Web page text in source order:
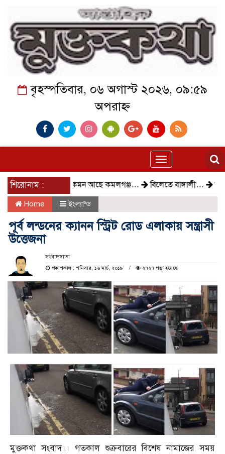
বৃহস্পতিবার, ০৬ অগাস্ট ২০২৬, ০৯:৫৯
অপরাহ্ন
Toggle
navigation
শিরোনাম : কেমন আছে কমলগঞ্জ… বিলেতে বাঙ্গালী… বিক্ষোভ,
Home ইংল্যান্ড
পূর্ব লন্ডনের ক্যানন স্ট্রিট রোড এলাকায় সন্ত্রাসী
উত্তেজনা
সংবাদদাতা
প্রকাশকাল : শনিবার, ১৬ মার্চ, ২০১৯
২৭২৭ পড়া হয়েছে
মুক্তকথা সংবাদ।। গতকাল শুক্রবারের বিশেষ নামাজের সময়